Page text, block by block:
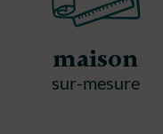
maison
sur-mesure